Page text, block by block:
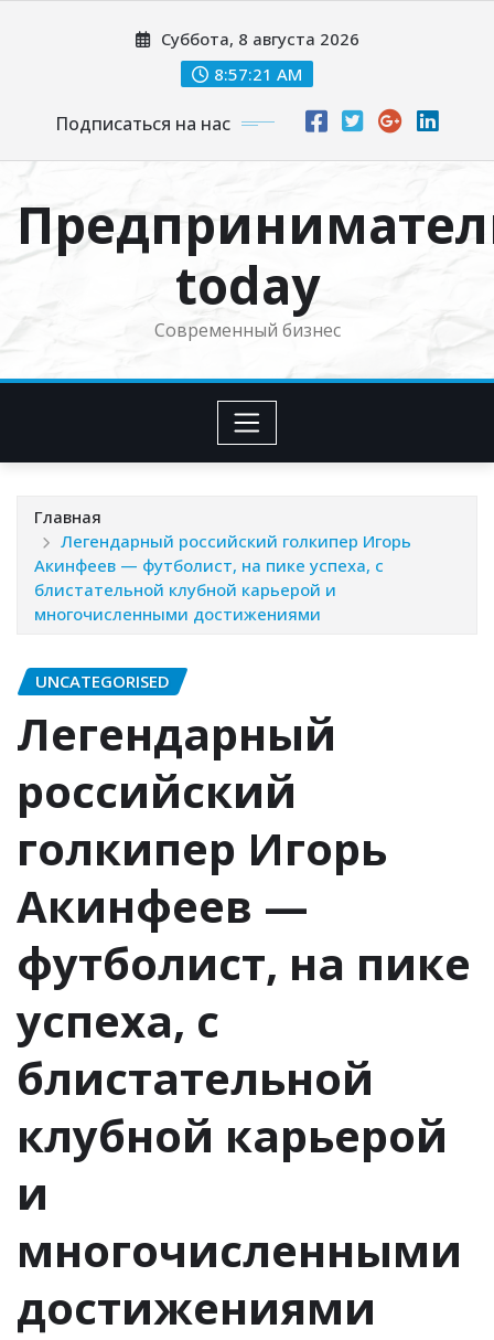
Суббота, 8 августа 2026
8:57:22 AM
Подписаться на нас
today
Современный бизнес
Главная
Легендарный российский голкипер Игорь
Акинфеев — футболист, на пике успеха, с
блистательной клубной карьерой и
многочисленными достижениями
UNCATEGORISED
Легендарный
российский
голкипер Игорь
Акинфеев —
футболист, на пике
успеха, с
блистательной
клубной карьерой
и
многочисленными
достижениями